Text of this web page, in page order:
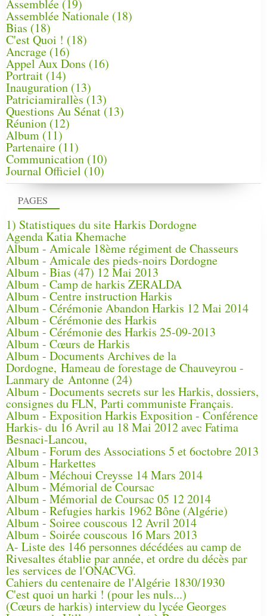
PAGES
1) Statistiques du site Harkis Dordogne
Agenda Katia Khemache
Album - Amicale 18ème régiment de Chasseurs
Album - Amicale des pieds-noirs Dordogne
Album - Bias (47) 12 Mai 2013
Album - Camp de harkis ZERALDA
Album - Centre instruction Harkis
Album - Cérémonie Abandon Harkis 12 Mai 2014
Album - Cérémonie des Harkis
Album - Cérémonie des Harkis 25-09-2013
Album - Cœurs de Harkis
Album - Documents Archives de la
Dordogne, Hameau de forestage de Chauveyrou -
Lanmary de Antonne (24)
Album - Documents secrets sur les Harkis, dossiers,
consignes du FLN, Parti communiste Français.
Album - Exposition Harkis Exposition - Conférence
Harkis- du 16 Avril au 18 Mai 2012 avec Fatima
Besnaci-Lancou,
Album - Forum des Associations 5 et 6octobre 2013
Album - Harkettes
Album - Méchoui Creysse 14 Mars 2014
Album - Mémorial de Coursac
Album - Mémorial de Coursac 05 12 2014
Album - Refugies harkis 1962 Bône (Algérie)
Album - Soiree couscous 12 Avril 2014
Album - Soirée couscous 16 Mars 2013
A- Liste des 146 personnes décédées au camp de
Rivesaltes établie par année, et ordre du décès par
les services de l'ONACVG.
Cahiers du centenaire de l'Algérie 1830/1930
C'est quoi un harki ! (pour les nuls...)
(Cœurs de harkis) interview du lycée Georges
Assemblée (19)
Assemblée Nationale (18)
Bias (18)
C'est Quoi ! (18)
Ancrage (16)
Appel Aux Dons (16)
Portrait (14)
Inauguration (13)
Patriciamirallès (13)
Questions Au Sénat(13)
Réunion (12)
Album (11)
Partenaire(11)
Communication (10)
Journal Officiel (10)